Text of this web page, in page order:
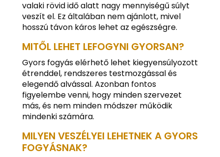
valaki rövid idő alatt nagy mennyiségű súlyt
veszít el. Ez általában nem ajánlott, mivel
hosszú távon káros lehet az egészségre.
MITŐL LEHET LEFOGYNI GYORSAN?
Gyors fogyás elérhető lehet kiegyensúlyozott
étrenddel, rendszeres testmozgással és
elegendő alvással. Azonban fontos
figyelembe venni, hogy minden szervezet
más, és nem minden módszer működik
mindenki számára.
MILYEN VESZÉLYEI LEHETNEK A GYORS
FOGYÁSNAK?